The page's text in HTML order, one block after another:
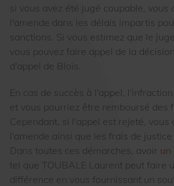
si vous avez été jugé coupable, vous
l'amende dans les délais impartis
sanctions. Si vous estimez que le
vous pouvez faire appel de la
d'appel de Blois.
En cas de succès à l'appel,
et vous pourriez être remboursé des
Cependant, si l'appel est rejeté, vous
l'amende ainsi que les frais de
Dans toutes ces démarches, avoir
tel que TOUBALE Laurent peut faire
différence en vous fournissant un